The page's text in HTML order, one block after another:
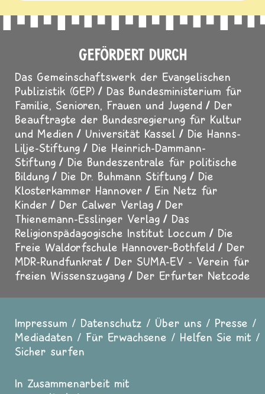
GEFÖRDERT DURCH
Das Gemeinschaftswerk der Evangelischen
Publizistik (GEP)
Das Bundesministerium für
Familie, Senioren, Frauen und Jugend
Der
Beauftragte der Bundesregierung für Kultur
und Medien
Universität Kassel
Die Hanns-
Lilje-Stiftung
Die Heinrich-Dammann-
Stiftung
Die Bundeszentrale für politische
Bildung
Die Dr. Buhmann Stiftung
Die
Klosterkammer Hannover
Ein Netz für
Kinder
Der Calwer Verlag
Der
Thienemann-Esslinger Verlag
Das
Religionspädagogische Institut Loccum
Die
Freie Waldorfschule Hannover-Bothfeld
Der
MDR-Rundfunkrat
Der SUMA-EV - Verein für
freien Wissenszugang
Der Erfurter Netcode
Fußzeile
Impressum Datenschutz Über uns
Presse
Mediadaten
Für Erwachsene
Helfen Sie mit
Sicher surfen
In Zusammenarbeit mit